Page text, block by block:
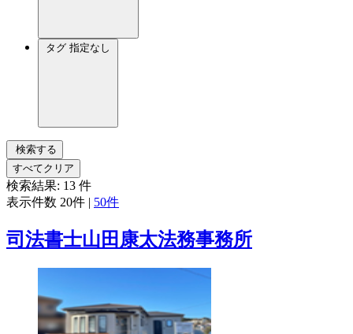
タグ 指定なし
検索する
すべてクリア
検索結果: 13 件
表示件数 20件 | 50件
司法書士山田康太法務事務所